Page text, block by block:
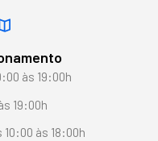
às 19:00h
19:00h
às 18:00h